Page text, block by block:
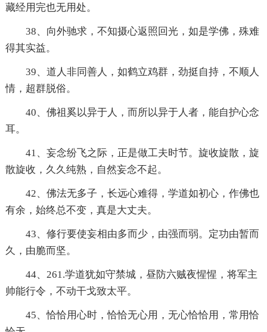
藏经用完也无用处。
38、向外驰求，不知摄心返照回光，如是学佛，殊难
得其实益。
39、道人非同善人，如鹤立鸡群，劲挺自持，不顺人
情，超群脱俗。
40、佛祖奚以异于人，而所以异于人者，能自护心念
耳。
41、妄念纷飞之际，正是做工夫时节。旋收旋散，旋
散旋收，久久纯熟，自然妄念不起。
42、佛法无多子，长远心难得，学道如初心，作佛也
有余，始终总不变，真是大丈夫。
43、修行要使妄相由多而少，由强而弱。定功由暂而
久，由脆而坚。
44、261.学道犹如守禁城，昼防六贼夜惺惺，将军主
帅能行令，不动干戈致太平。
45、恰恰用心时，恰恰无心用，无心恰恰用，常用恰